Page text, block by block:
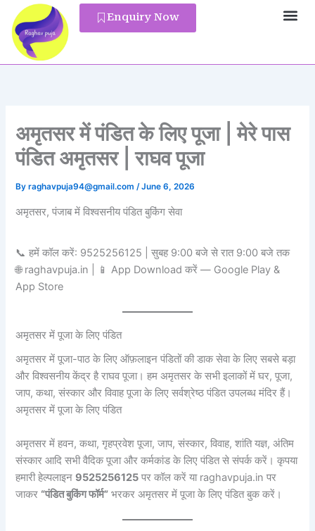
content
Enquiry Now
अमृतसर में पंडित के लिए पूजा | मेरे पास
पंडित अमृतसर | राघव पूजा
Byraghavpuja94@gmail.com/June 6, 2026
अमृतसर, पंजाब में विश्वसनीय पंडित बुकिंग सेवा
📞 हमें कॉल करें: 9525256125 | सुबह 9:00 बजे से रात 9:00 बजे तक
🌐 raghavpuja.in | 📱 App Download करें — Google Play &
App Store
अमृतसर में पूजा के लिए पंडित
अमृतसर में पूजा-पाठ के लिए ऑफ़लाइन पंडितों की डाक सेवा के लिए सबसे बड़ा
और विश्वसनीय केंद्र है राघव पूजा। हम अमृतसर के सभी इलाकों में घर, पूजा,
जाप, कथा, संस्कार और विवाह पूजा के लिए सर्वश्रेष्ठ पंडित उपलब्ध मंदिर हैं।
अमृतसर में पूजा के लिए पंडित
अमृतसर में हवन, कथा, गृहप्रवेश पूजा, जाप, संस्कार, विवाह, शांति यज्ञ, अंतिम
संस्कार आदि सभी वैदिक पूजा और कर्मकांड के लिए पंडित से संपर्क करें। कृपया
हमारी हेल्पलाइन 9525256125 पर कॉल करें या raghavpuja.in पर
जाकर “पंडित बुकिंग फॉर्म” भरकर अमृतसर में पूजा के लिए पंडित बुक करें।